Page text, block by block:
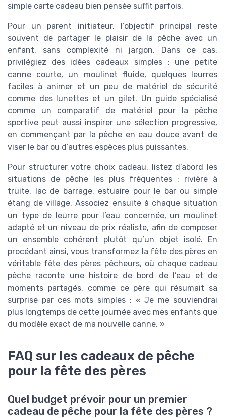
simple carte cadeau bien pensée suffit parfois.
Pour un parent initiateur, l’objectif principal reste
souvent de partager le plaisir de la pêche avec un
enfant, sans complexité ni jargon. Dans ce cas,
privilégiez des idées cadeaux simples : une petite
canne courte, un moulinet fluide, quelques leurres
faciles à animer et un peu de matériel de sécurité
comme des lunettes et un gilet. Un guide spécialisé
comme un comparatif de matériel pour la pêche
sportive peut aussi inspirer une sélection progressive,
en commençant par la pêche en eau douce avant de
viser le bar ou d’autres espèces plus puissantes.
Pour structurer votre choix cadeau, listez d’abord les
situations de pêche les plus fréquentes : rivière à
truite, lac de barrage, estuaire pour le bar ou simple
étang de village. Associez ensuite à chaque situation
un type de leurre pour l’eau concernée, un moulinet
adapté et un niveau de prix réaliste, afin de composer
un ensemble cohérent plutôt qu’un objet isolé. En
procédant ainsi, vous transformez la fête des pères en
véritable fête des pères pêcheurs, où chaque cadeau
pêche raconte une histoire de bord de l’eau et de
moments partagés, comme ce père qui résumait sa
surprise par ces mots simples : « Je me souviendrai
plus longtemps de cette journée avec mes enfants que
du modèle exact de ma nouvelle canne. »
FAQ sur les cadeaux de pêche
pour la fête des pères
Quel budget prévoir pour un premier
cadeau de pêche pour la fête des pères ?